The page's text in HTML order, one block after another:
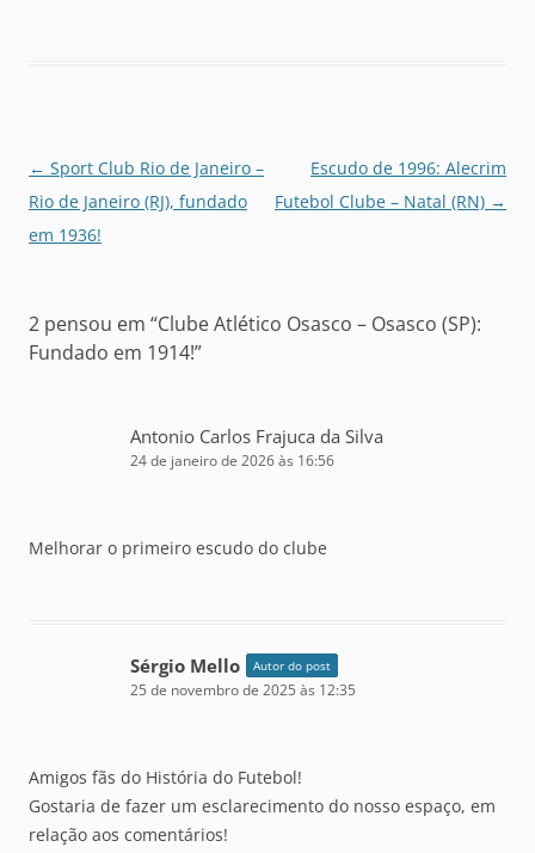
Navegação
de
posts
← Sport Club Rio de Janeiro –
Rio de Janeiro (RJ), fundado
em 1936!
Escudo de 1996: Alecrim
Futebol Clube – Natal (RN) →
2 pensou em “Clube Atlético Osasco – Osasco (SP):
Fundado em 1914!”
Antonio Carlos Frajuca da Silva
24 de janeiro de 2026 às 16:56
Melhorar o primeiro escudo do clube
Sérgio Mello Autor do post
25 de novembro de 2025 às 12:35
Amigos fãs do História do Futebol!
Gostaria de fazer um esclarecimento do nosso espaço, em
relação aos comentários!